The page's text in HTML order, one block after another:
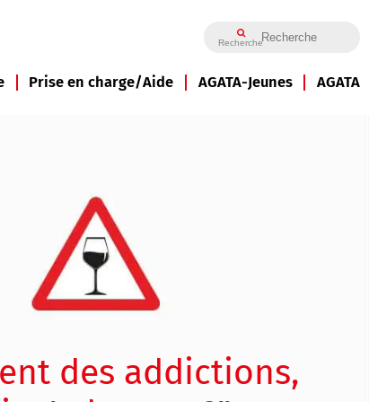
Recherche
Prise en charge/Aide AGATA-Jeunes AGATA
des addictions,